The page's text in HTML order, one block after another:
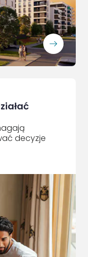
ArrowRightLong
decyzje